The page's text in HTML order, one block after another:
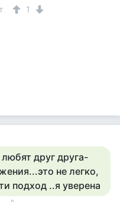
1
друг друга-
не легко,
подход ..я уверена